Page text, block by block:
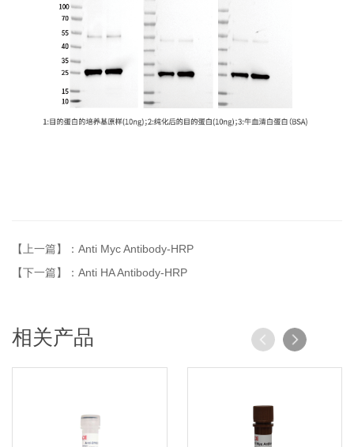
【上一篇】：Anti Myc Antibody-HRP
【下一篇】：Anti HA Antibody-HRP
相关产品